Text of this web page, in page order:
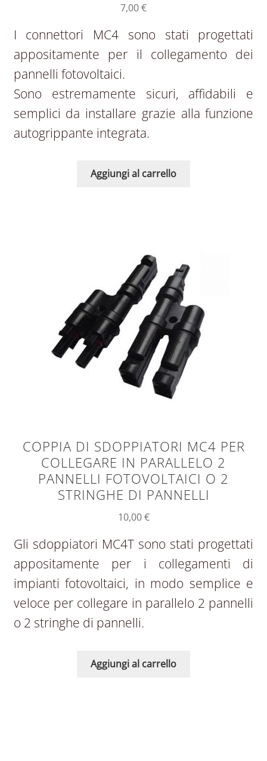
7,00€
I connettori MC4 sono stati progettati
appositamente per il collegamento dei
pannelli fotovoltaici.
Sono estremamente sicuri, affidabili e
semplici da installare grazie alla funzione
autogrippante integrata.
Aggiungi al carrello
COPPIA DI SDOPPIATORI MC4 PER
COLLEGARE IN PARALLELO 2
PANNELLI FOTOVOLTAICI O 2
STRINGHE DI PANNELLI
10,00€
Gli sdoppiatori MC4T sono stati progettati
appositamente per i collegamenti di
impianti fotovoltaici, in modo semplice e
veloce per collegare in parallelo 2 pannelli
o 2 stringhe di pannelli.
Aggiungi al carrello